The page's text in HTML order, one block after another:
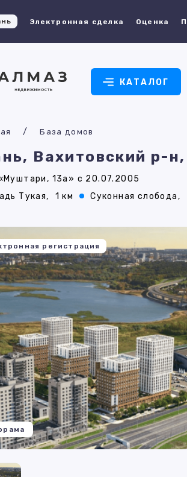
Электронная сделка Оценка
КАТАЛОГ
База домов
Вахитовский р-
13а» с 20.07.2005
Тукая, 1 км Суконная слобода,
регистрация